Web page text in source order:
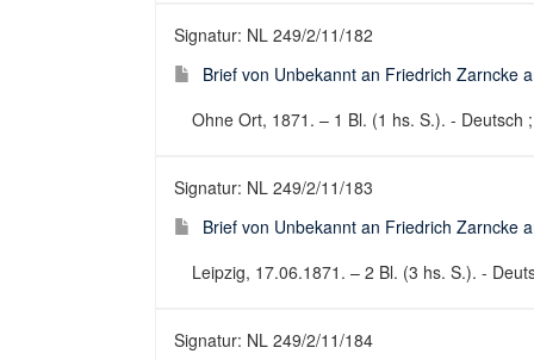
Signatur: NL 249/2/11/182
Brief von Unbekannt an Friedrich Zarncke
Ohne Ort, 1871. – 1 Bl. (1 hs. S.). - Deutsch
Signatur: NL 249/2/11/183
Brief von Unbekannt an Friedrich Zarncke
Leipzig, 17.06.1871. – 2 Bl. (3 hs. S.). -
Signatur: NL 249/2/11/184